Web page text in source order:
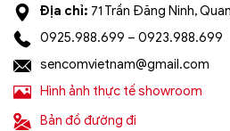
Địa chỉ: 71 Trần Đăng Ninh,
0925.988.699 – 0923.988.699
sencomvietnam@gmail.com
Hình ảnh thực tế showroom
Bản đồ đường đi